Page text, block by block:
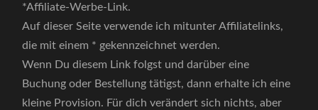
*Affiliate-Werbe-Link.
Auf dieser Seite verwende ich mitunter Affiliatelinks,
die mit einem * gekennzeichnet werden.
Wenn Du diesem Link folgst und darüber eine
Buchung oder Bestellung tätigst, dann erhalte ich eine
kleine Provision. Für dich verändert sich nichts, aber